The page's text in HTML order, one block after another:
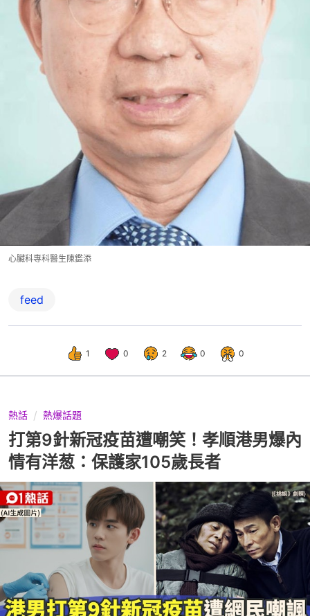
心臟科專科醫生陳鑑添
feed
1 0 2 0 0
熱話 熱爆話題
打第9針新冠疫苗遭嘲笑！孝順港男爆內
情有洋葱：保護家105歲長者